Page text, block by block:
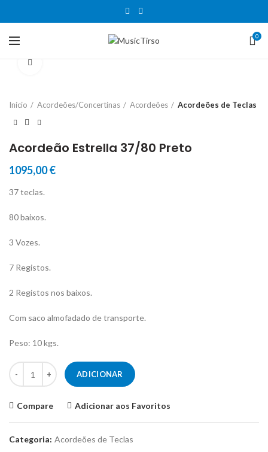
0
Início Acordeões/Concertinas Acordeões Acordeões de Teclas
Acordeão Estrella 37/80 Preto
1095,00€
37 teclas.
80 baixos.
3 Vozes.
7 Registos.
2 Registos nos baixos.
Com saco almofadado de transporte.
Peso: 10 kgs.
Quantidade de Acordeão Estrella 37/80 Preto
ADICIONAR
Compare Adicionar aos Favoritos
Categoria: Acordeões de Teclas